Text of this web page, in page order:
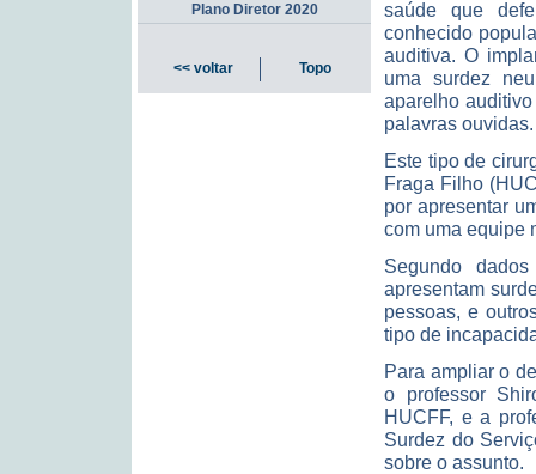
saúde que
conhecido
auditiva. O
uma surdez
aparelho
palavras ouvidas.
Este tipo de
Fraga Filho
por apresentar
com uma equipe
Segundo
apresentam
pessoas, e
tipo de
Para ampliar o
o professor
HUCFF, e a
Surdez do
sobre o assunto.
Plano Diretor 2020
<< voltar Topo